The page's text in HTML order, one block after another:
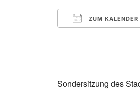
ZUM KALENDER
Sondersitzung des